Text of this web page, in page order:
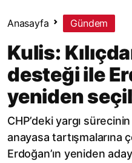
Anasayfa Gündem
Kulis:
desteği ile
yeniden
CHP’deki yargı
anayasa tartışmalarına
Erdoğan’ın yeniden